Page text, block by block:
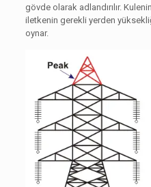
gövde olarak adlandırılır.
iletkenin gerekli yerden
oynar.